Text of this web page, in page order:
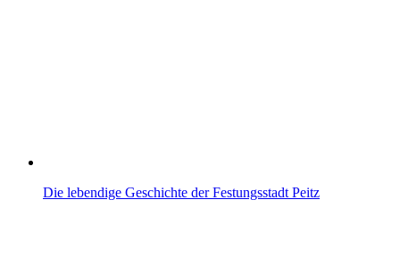
Die lebendige Geschichte der Festungsstadt Peitz